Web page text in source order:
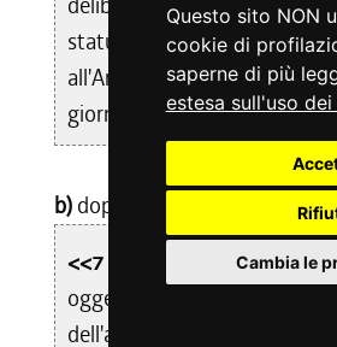
Questo sito NON
cookie di
saperne di più
estesa sull'uso
Cambia le
statuti e le modifiche
all'Amministrazione
giorni dall'approvazione.>>;
b) dopo il comma 7 è aggiunto
<<7 bis.
Il Direttore della
oggetto di intervento
dell'articolo 21, comma 2,